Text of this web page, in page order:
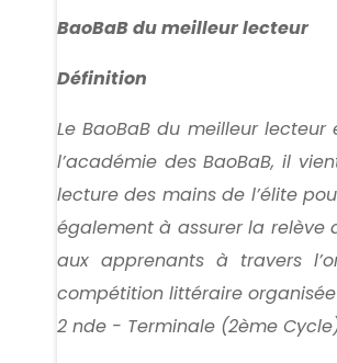
BaoBaB du meilleur lecteur
Définition
Le BaoBaB du meilleur
l’académie des BaoBaB, il
lecture des mains de l’élite
également à assurer la relève
aux apprenants à travers
compétition littéraire
2 nde - Terminale (2ème